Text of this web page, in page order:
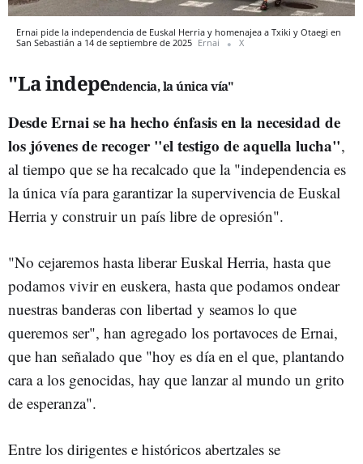
Ernai pide la independencia de Euskal Herria y homenajea a Txiki y Otaegi en
San Sebastián a 14 de septiembre de 2025 Ernai X
"La independencia, la única vía"
Desde Ernai se ha hecho énfasis en la necesidad de
los jóvenes de recoger "el testigo de aquella lucha",
al tiempo que se ha recalcado que la "independencia es
la única vía para garantizar la supervivencia de Euskal
Herria y construir un país libre de opresión".
"No cejaremos hasta liberar Euskal Herria, hasta que
podamos vivir en euskera, hasta que podamos ondear
nuestras banderas con libertad y seamos lo que
queremos ser", han agregado los portavoces de Ernai,
que han señalado que "hoy es día en el que, plantando
cara a los genocidas, hay que lanzar al mundo un grito
de esperanza".
Entre los dirigentes e históricos abertzales se